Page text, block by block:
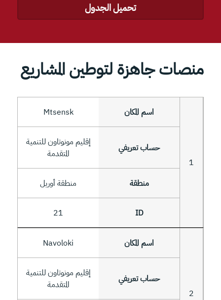
تحميل الجدول
منصات جاهزة لتوطين المشاريع
1
21
Mtsensk
إقليم مونوتاون للتنمية
المتقدمة
منطقة أوريل
2
Navoloki
إقليم مونوتاون للتنمية
المتقدمة